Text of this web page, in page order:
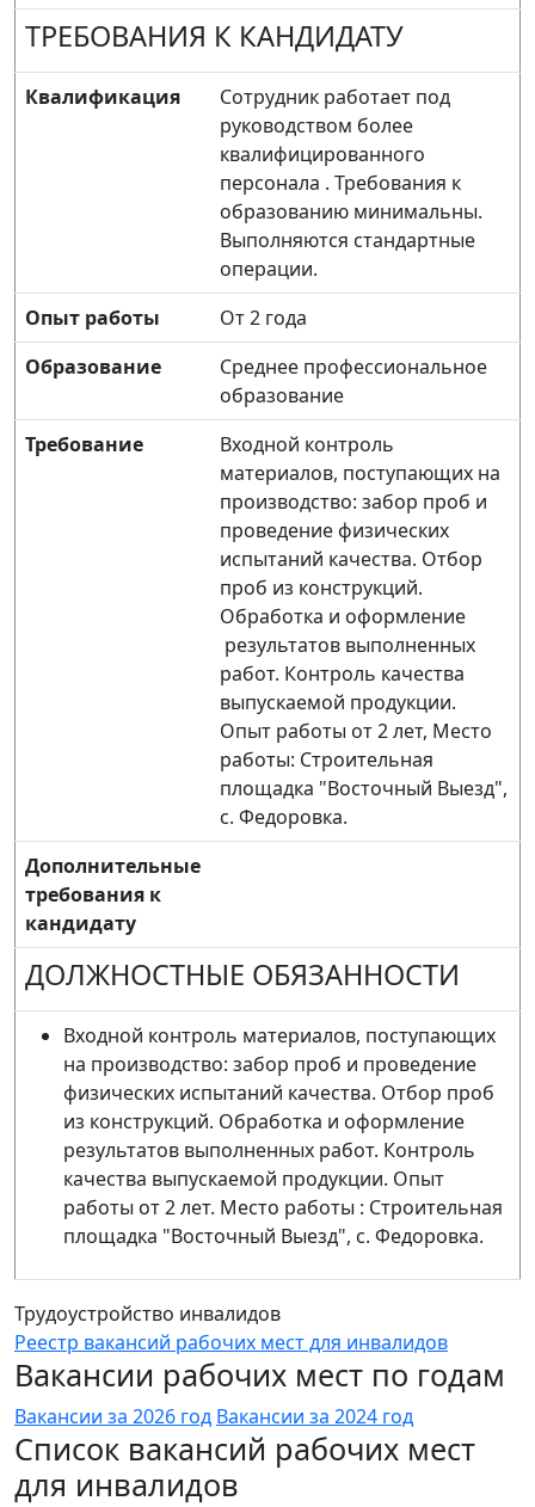
ТРЕБОВАНИЯ К КАНДИДАТУ
Квалификация
Сотрудник работает под
руководством более
квалифицированного
персонала . Требования к
образованию минимальны.
Выполняются стандартные
операции.
Опыт работы
От 2 года
Образование
Среднее профессиональное
образование
Требование
Входной контроль
материалов, поступающих на
производство: забор проб и
проведение физических
испытаний качества. Отбор
проб из конструкций.
Обработка и оформление
результатов выполненных
работ. Контроль качества
выпускаемой продукции.
Опыт работы от 2 лет, Место
работы: Строительная
площадка "Восточный Выезд",
с. Федоровка.
Дополнительные
требования к
кандидату
ДОЛЖНОСТНЫЕ ОБЯЗАННОСТИ
Входной контроль материалов, поступающих
на производство: забор проб и проведение
физических испытаний качества. Отбор проб
из конструкций. Обработка и оформление
результатов выполненных работ. Контроль
качества выпускаемой продукции. Опыт
работы от 2 лет. Место работы : Строительная
площадка "Восточный Выезд", с. Федоровка.
Трудоустройство инвалидов
Реестр вакансий рабочих мест для инвалидов
Вакансии рабочих мест по годам
Вакансии за 2026 год Вакансии за 2024 год
Список вакансий рабочих мест
для инвалидов